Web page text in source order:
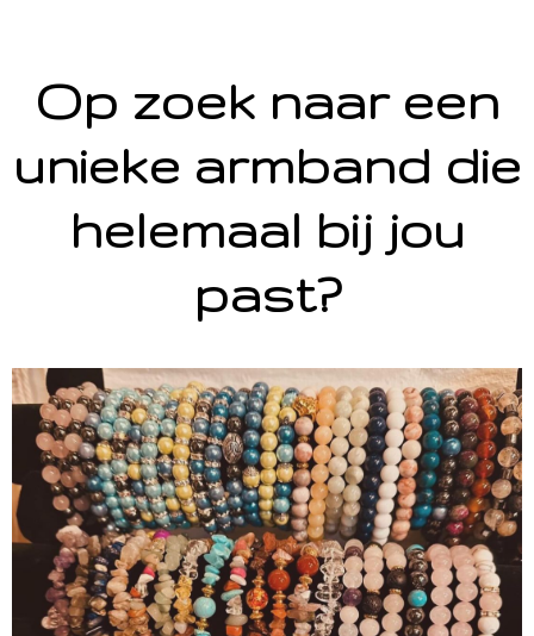
Op zoek naar een
unieke armband die
helemaal bij jou
past?